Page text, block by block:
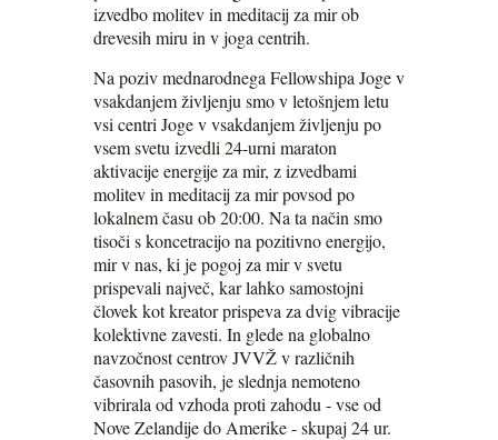
izvedbo molitev in meditacij za mir ob
drevesih miru in v joga centrih.
Na poziv mednarodnega Fellowshipa Joge v
vsakdanjem življenju smo v letošnjem letu
vsi centri Joge v vsakdanjem življenju po
vsem svetu izvedli 24-urni maraton
aktivacije energije za mir, z izvedbami
molitev in meditacij za mir povsod po
lokalnem času ob 20:00. Na ta način smo
tisoči s koncetracijo na pozitivno energijo,
mir v nas, ki je pogoj za mir v svetu
prispevali največ, kar lahko samostojni
človek kot kreator prispeva za dvig vibracije
kolektivne zavesti. In glede na globalno
navzočnost centrov JVVŽ v različnih
časovnih pasovih, je slednja nemoteno
vibrirala od vzhoda proti zahodu - vse od
Nove Zelandije do Amerike - skupaj 24 ur.